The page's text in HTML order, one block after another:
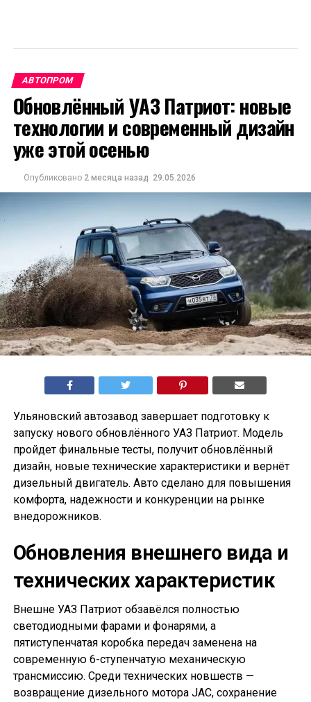
АВТОПРОМ
Обновлённый УАЗ Патриот: новые
технологии и современный дизайн
уже этой осенью
Опубликовано 2 месяца назад 29.05.2026
Ульяновский автозавод завершает подготовку к
запуску нового обновлённого УАЗ Патриот. Модель
пройдет финальные тесты, получит обновлённый
дизайн, новые технические характеристики и вернёт
дизельный двигатель. Авто сделано для повышения
комфорта, надежности и конкуренции на рынке
внедорожников.
Обновления внешнего вида и
технических характеристик
Внешне УАЗ Патриот обзавёлся полностью
светодиодными фарами и фонарями, а
пятиступенчатая коробка передач заменена на
современную 6-ступенчатую механическую
трансмиссию. Среди технических новшеств —
возвращение дизельного мотора JAC, сохранение